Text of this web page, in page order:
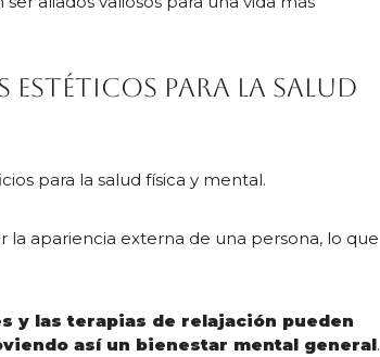
estéticos para la salud
para la salud física y mental.
apariencia externa de una persona, lo que
y las terapias de relajación pueden
así un bienestar mental general.